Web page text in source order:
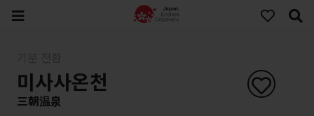
미사사온천
三朝温泉